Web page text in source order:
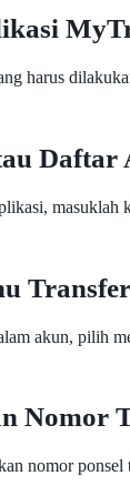
harus
Daftar
akun, pilih
Nomor
nomor